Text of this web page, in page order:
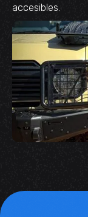
accesibles.